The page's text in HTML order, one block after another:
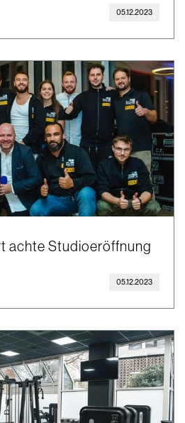
05.12.2023
achte Studioeröffnung
05.12.2023